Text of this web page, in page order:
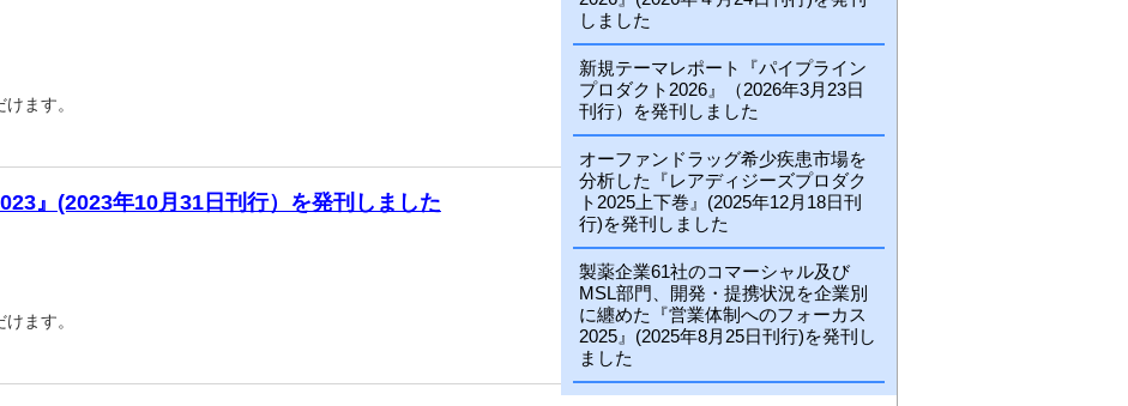
ます。
』(2023年10月31日刊行）を発刊しました
ます。
しました
新規テーマレポート『パイプライン
プロダクト2026』（2026年3月23日
刊行）を発刊しました
オーファンドラッグ希少疾患市場を
分析した『レアディジーズプロダク
ト2025上下巻』(2025年12月18日刊
行)を発刊しました
製薬企業61社のコマーシャル及び
MSL部門、開発・提携状況を企業別
に纏めた『営業体制へのフォーカス
2025』(2025年8月25日刊行)を発刊し
ました